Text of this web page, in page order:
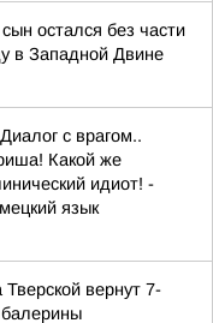
остался без части
в Западной Двине
с врагом..
Какой же
идиот! -
язык
вернут 7-
балерины